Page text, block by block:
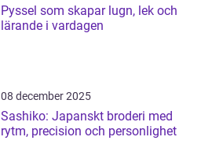
Pyssel som skapar lugn, lek och
lärande i vardagen
08 december 2025
Sashiko: Japanskt broderi med
rytm, precision och personlighet